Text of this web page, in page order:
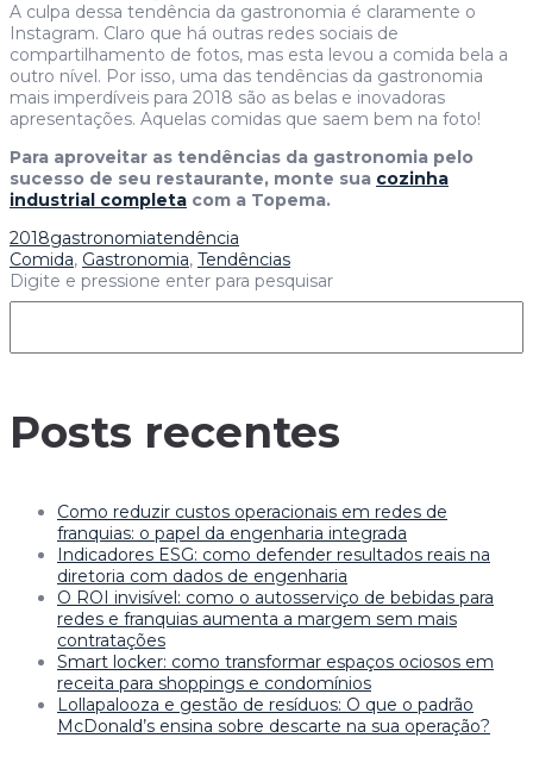
A culpa dessa tendência da gastronomia é claramente o
Instagram. Claro que há outras redes sociais de
compartilhamento de fotos, mas esta levou a comida bela a
outro nível. Por isso, uma das tendências da gastronomia
mais imperdíveis para 2018 são as belas e inovadoras
apresentações. Aquelas comidas que saem bem na foto!
Para aproveitar as tendências da gastronomia pelo
sucesso de seu restaurante, monte sua cozinha
industrial completa com a Topema.
2018gastronomiatendência
Comida, Gastronomia, Tendências
Digite e pressione enter para pesquisar
Posts recentes
Como reduzir custos operacionais em redes de
franquias: o papel da engenharia integrada
Indicadores ESG: como defender resultados reais na
diretoria com dados de engenharia
O ROI invisível: como o autosserviço de bebidas para
redes e franquias aumenta a margem sem mais
contratações
Smart locker: como transformar espaços ociosos em
receita para shoppings e condomínios
Lollapalooza e gestão de resíduos: O que o padrão
McDonald’s ensina sobre descarte na sua operação?